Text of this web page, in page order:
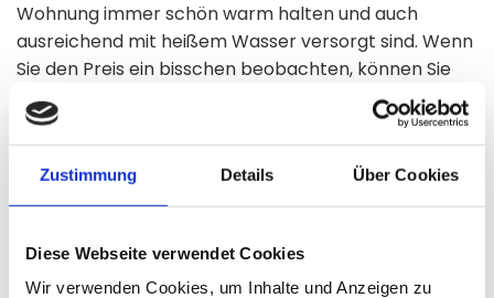
Zustimmung Details Über Cookies
Diese Webseite verwendet Cookies
Wir verwenden Cookies, um Inhalte und Anzeigen zu
Wohnung immer schön warm halten und auch
ausreichend mit heißem Wasser versorgt sind. Wenn
Sie den Preis ein bisschen beobachten, können Sie
immer besonders günstig einkaufen. Es macht Spaß,
wenn Sie auf Dauer Geld sparen können. Das macht
sich vor allen Dingen dann bemerkbar, wenn Sie
große Mengen benötigen. Ein guter Händler ist im
Landkreis Lüchow-Dannenberg immer dann für Sie
Wie nehme ich am besten Kontakt zu dem